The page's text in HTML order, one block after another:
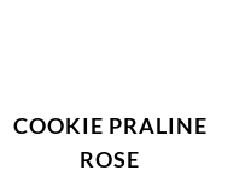
COOKIE PRALINE
ROSE